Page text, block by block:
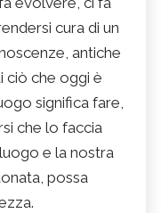
cura di un
antiche
ciò che oggi è
significa fare,
che lo faccia
e la nostra
possa